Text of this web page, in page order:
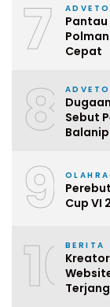
7
Pantau
Cepat
8
Sebut
9
Cup VI
10BERITA